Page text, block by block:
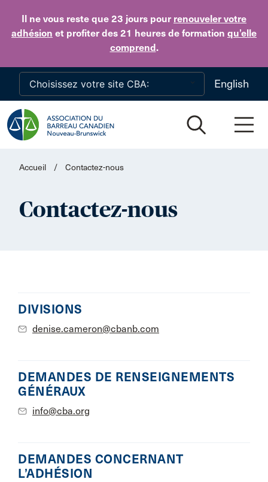
Il ne vous reste que 23 jours pour renouveler votre
adhésion et profiter des 21 heures de formation qu’elle
comprend.
Skip to main content
English
Accueil / Contactez-nous
Contactez-nous
DIVISIONS
denise.cameron@cbanb.com
DEMANDES DE RENSEIGNEMENTS
GÉNÉRAUX
info@cba.org
DEMANDES CONCERNANT
L’ADHÉSION